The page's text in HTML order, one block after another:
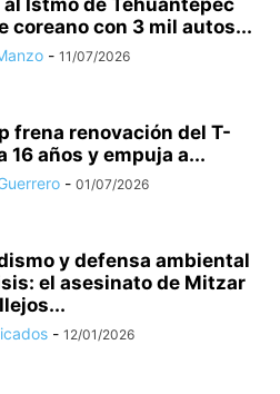
coreano con 3 mil autos...
- 11/07/2026
frena renovación del T-
16 años y empuja a...
- 01/07/2026
y defensa ambiental
el asesinato de Mitzar
- 12/01/2026